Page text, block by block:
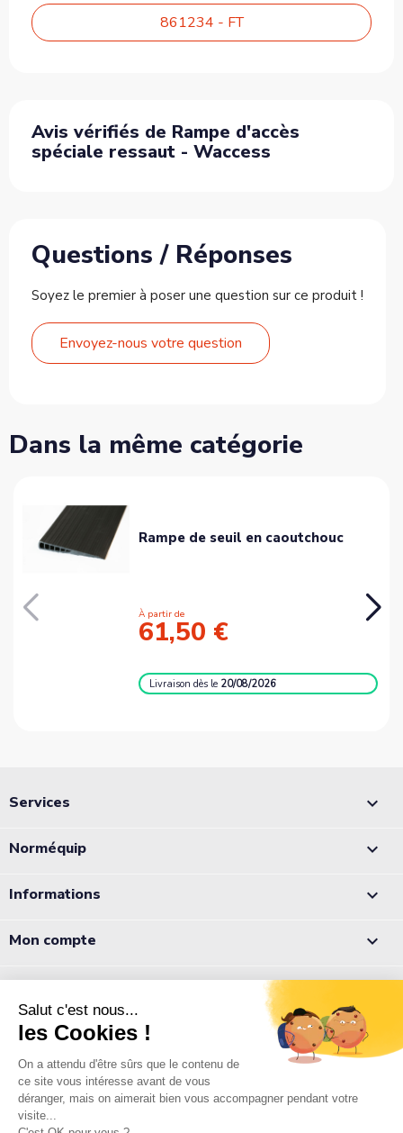
861234 - FT
Avis vérifiés de Rampe d'accès
spéciale ressaut - Waccess
Questions / Réponses
Soyez le premier à poser une question sur ce produit !
Envoyez-nous votre question
Dans la même catégorie
Rampe de seuil en caoutchouc
À partir de
61,50 €
Livraisondès le 20/08/2026
Services 
Norméquip 
Informations 
Mon compte 
05 56 78 78 10
Notre équipe est à votre écoute du lundi au jeudi de 8h à 12h et
de 13h à 18h et le vendredi de 8h à 12h et de 13h à 17h.
Normequip
9 rue Pierre Paul de Riquet